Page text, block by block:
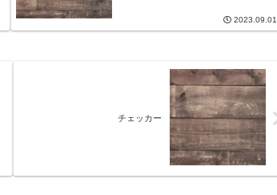
2023.09.01
チェッカー